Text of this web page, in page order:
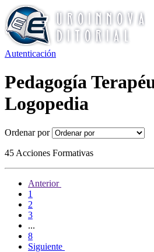
Autenticación
Pedagogía
Logopedia
Ordenar por
45 Acciones Formativas
Anterior
1
2
3
...
8
Siguiente